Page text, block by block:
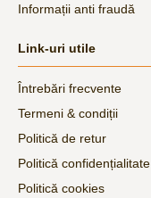
Informații anti fraudă
Link-uri utile
Întrebări frecvente
Termeni & condiții
Politică de retur
Politică confidențialitate
Politică cookies